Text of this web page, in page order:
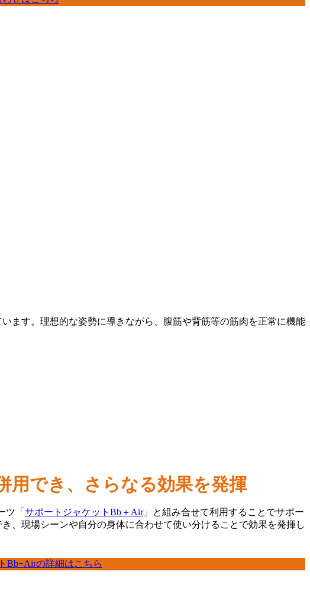
ます。理想的な姿勢に導きながら、腹筋や背筋等の筋肉を正常に機能
用でき、さらなる効果を発揮
ツ「 サポートジャケットBb＋Air」と組み合せて利用することでサポー
、現場シーンや自分の身体に合わせて使い分けることで効果を発揮し
Bb+Airの詳細はこちら